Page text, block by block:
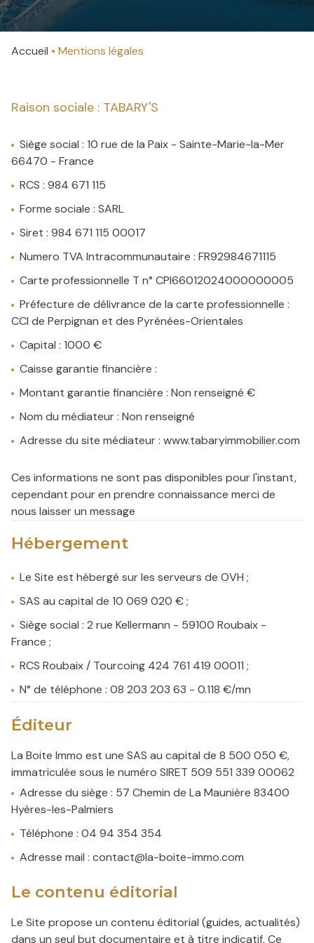
villas
NOTRE
AGENCE
Accueil Mentions légales
Raison sociale : TABARY'S
Siège social : 10 rue de la Paix - Sainte-Marie-la-Mer
66470 - France
RCS : 984 671 115
Forme sociale : SARL
Siret : 984 671 115 00017
Numero TVA Intracommunautaire : FR92984671115
Carte professionnelle T n° CPI66012024000000005
Préfecture de délivrance de la carte professionnelle :
CCI de Perpignan et des Pyrénées-Orientales
Capital : 1000 €
Caisse garantie financière :
Montant garantie financière : Non renseigné €
Nom du médiateur : Non renseigné
Adresse du site médiateur : www.tabaryimmobilier.com
Ces informations ne sont pas disponibles pour l'instant,
cependant pour en prendre connaissance merci de
nous laisser un message
Hébergement
Le Site est hébergé sur les serveurs de OVH ;
SAS au capital de 10 069 020 € ;
Siège social : 2 rue Kellermann - 59100 Roubaix -
France ;
RCS Roubaix / Tourcoing 424 761 419 00011 ;
N° de téléphone : 08 203 203 63 - 0.118 €/mn
Éditeur
La Boite Immo est une SAS au capital de 8 500 050 €,
immatriculée sous le numéro SIRET 509 551 339 00062
Adresse du siège : 57 Chemin de La Maunière 83400
Hyères-les-Palmiers
Téléphone : 04 94 354 354
Adresse mail : contact@la-boite-immo.com
Le contenu éditorial
Le Site propose un contenu éditorial (guides, actualités)
dans un seul but documentaire et à titre indicatif. Ce